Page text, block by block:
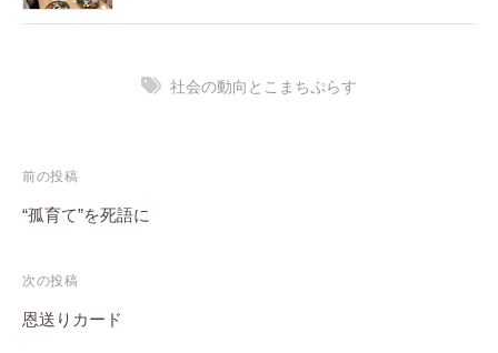
社会の動向とこまちぷらす
投
稿
ビ
ゲ
前の投稿
“孤育て”を死語に
次の投稿
恩送りカード